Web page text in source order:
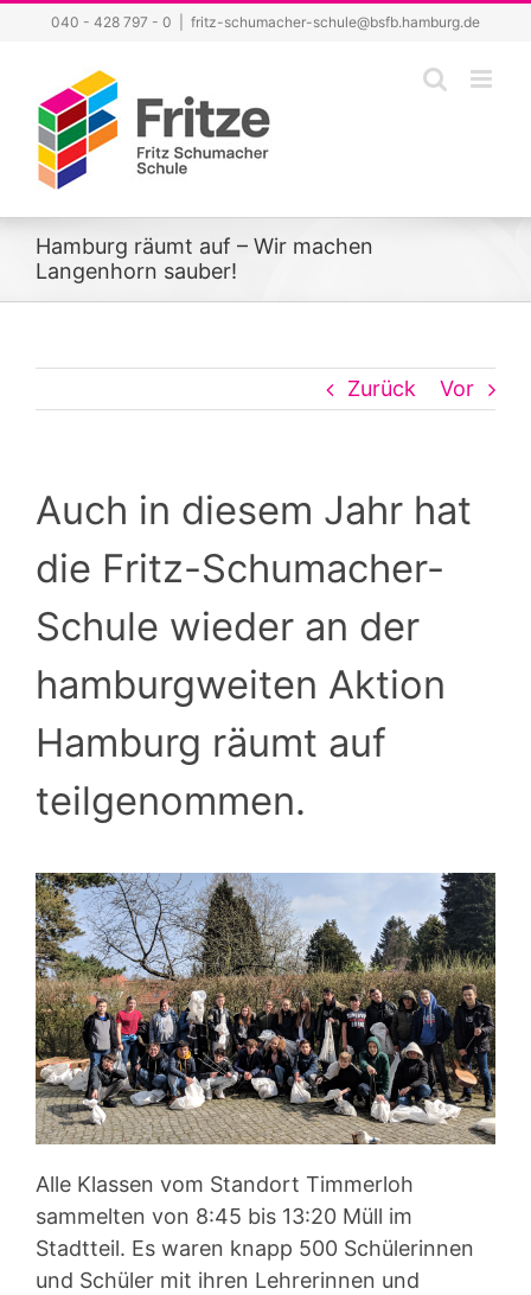
springen
040 - 428 797 - 0 fritz-schumacher-schule@bsfb.hamburg.de
Hamburg räumt auf – Wir machen
Langenhorn sauber!
Zurück Vor
Auch in diesem Jahr hat
die Fritz-Schumacher-
Schule wieder an der
hamburgweiten Aktion
Hamburg räumt auf
teilgenommen.
Alle Klassen vom Standort Timmerloh
sammelten von 8:45 bis 13:20 Müll im
Stadtteil. Es waren knapp 500 Schülerinnen
und Schüler mit ihren Lehrerinnen und